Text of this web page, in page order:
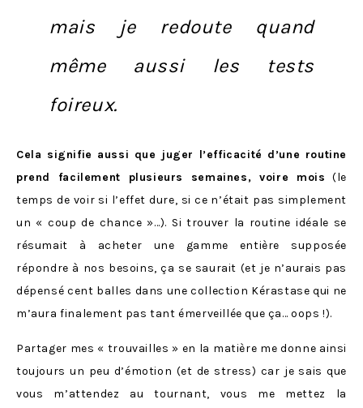
mais je redoute quand
même aussi les tests
foireux.
Cela signifie aussi que juger l’efficacité d’une routine
prend facilement plusieurs semaines, voire mois (le
temps de voir si l’effet dure, si ce n’était pas simplement
un « coup de chance »…). Si trouver la routine idéale se
résumait à acheter une gamme entière supposée
répondre à nos besoins, ça se saurait (et je n’aurais pas
dépensé cent balles dans une collection Kérastase qui ne
m’aura finalement pas tant émerveillée que ça… oops !).
Partager mes « trouvailles » en la matière me donne ainsi
toujours un peu d’émotion (et de stress) car je sais que
vous m’attendez au tournant, vous me mettez la